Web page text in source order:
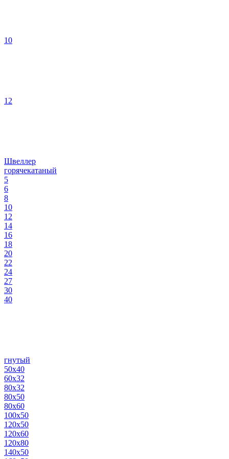
10
12
Швеллер
горячекатаный
5
6
8
10
12
14
16
18
20
22
24
27
30
40
гнутый
50х40
60х32
80х32
80х50
80х60
100х50
120х50
120х60
120х80
140х50